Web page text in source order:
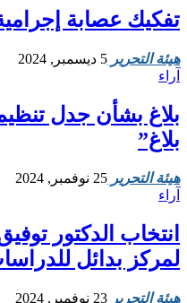
تفكيك عصابة
هيئة التحرير 5 ديسمبر, 2024
آراء
بلاغ بشأن جدل
بلاغ”
هيئة التحرير 25 نوفمبر, 2024
آراء
انتخاب الدكتور
لمركز بدائل
هيئة التحرير 23 نوفمبر, 2024